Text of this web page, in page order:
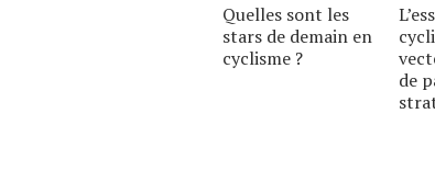
Quelles sont les
stars de demain en
cyclisme ?
de